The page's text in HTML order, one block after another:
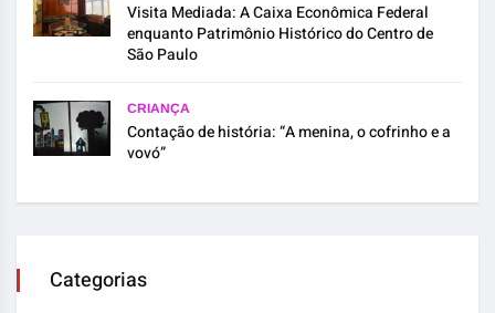
Visita Mediada: A Caixa Econômica Federal
enquanto Patrimônio Histórico do Centro de
São Paulo
CRIANÇA
Contação de história: “A menina, o cofrinho e a
vovó”
Categorias